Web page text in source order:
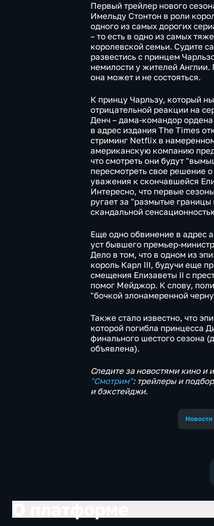
Первый трейлер нового
Имельду Стонтон в роли
одного из самых дорогих
– то есть в одно из самых
королевской семьи. Судите
развестись с принцем
немилости у жителей
она может и не состояться.
К принцу Чарльзу, который
отрицательной реакции на
Денч – дама-командор
в адрес издания The Times
стриминг Netflix в
американскую компанию
что смотреть они будут
пересмотреть свое решение
уважения к скончавшейся
Интересно, что первые
ругает за "размытые
скандальной
Еще одно обвинение в адрес
уст бывшего премьер-
Дело в том, что в одном из
король Карл III, будучи еще
смещения Елизаветы II с
помог Мейджор. К слову,
"бочкой злонамеренной
Также стало известно, что
которой погибла принцесса
финального шестого сезона
объявлена).
Следите за новостями кино и
"Смотрим": трейлеры и
и бэкстейджи.